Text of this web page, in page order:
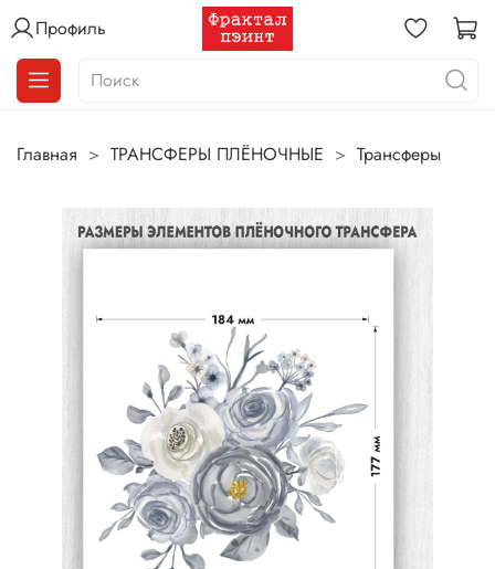
Профиль
Главная ТРАНСФЕРЫ ПЛЁНОЧНЫЕ Трансферы